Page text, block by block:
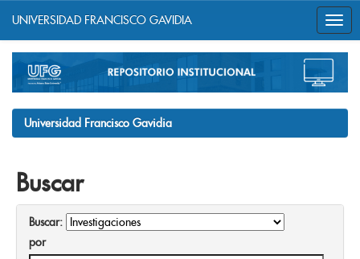
navigation
UNIVERSIDAD FRANCISCO GAVIDIA
Universidad Francisco Gavidia
Buscar
Buscar:
por